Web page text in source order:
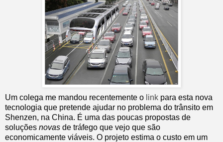
Um colega me mandou recentemente o link para esta nova
tecnologia que pretende ajudar no problema do trânsito em
Shenzen, na China. É uma das poucas propostas de
soluções novas de tráfego que vejo que são
economicamente viáveis. O projeto estima o custo em um